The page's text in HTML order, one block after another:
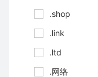
.shop
.link
.ltd
.网络